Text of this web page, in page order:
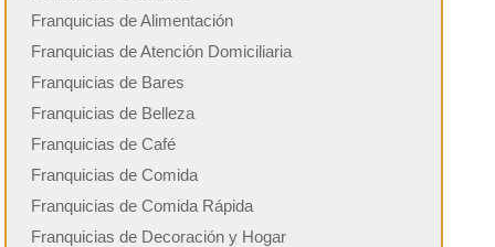
Franquicias de Alimentación
Franquicias de Atención Domiciliaria
Franquicias de Bares
Franquicias de Belleza
Franquicias de Café
Franquicias de Comida
Franquicias de Comida Rápida
Franquicias de Decoración y Hogar